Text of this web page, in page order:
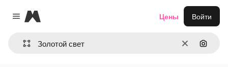
Close menu
Magnific
ОчиститьПоиск
Цены Войти